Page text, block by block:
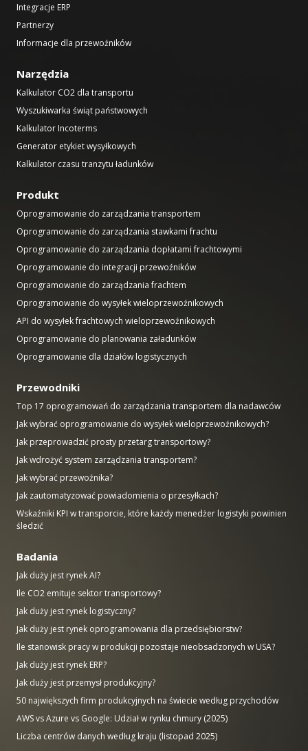
Integracje ERP
Partnerzy
Informacje dla przewoźników
Narzędzia
Kalkulator CO2 dla transportu
Wyszukiwarka świąt państwowych
Kalkulator Incoterms
Generator etykiet wysyłkowych
Kalkulator czasu tranzytu ładunków
Produkt
Oprogramowanie do zarządzania transportem
Oprogramowanie do zarządzania stawkami frachtu
Oprogramowanie do zarządzania dopłatami frachtowymi
Oprogramowanie do integracji przewoźników
Oprogramowanie do zarządzania frachtem
Oprogramowanie do wysyłek wieloprzewoźnikowych
API do wysyłek frachtowych wieloprzewoźnikowych
Oprogramowanie do planowania załadunków
Oprogramowanie dla działów logistycznych
Przewodniki
Top 17 oprogramowań do zarządzania transportem dla nadawców
Jak wybrać oprogramowanie do wysyłek wieloprzewoźnikowych?
Jak przeprowadzić prosty przetarg transportowy?
Jak wdrożyć system zarządzania transportem?
Jak wybrać przewoźnika?
Jak zautomatyzować powiadomienia o przesyłkach?
Wskaźniki KPI w transporcie, które każdy menedżer logistyki powinien
śledzić
Badania
Jak duży jest rynek AI?
Ile CO2 emituje sektor transportowy?
Jak duży jest rynek logistyczny?
Jak duży jest rynek oprogramowania dla przedsiębiorstw?
Ile stanowisk pracy w produkcji pozostaje nieobsadzonych w USA?
Jak duży jest rynek ERP?
Jak duży jest przemysł produkcyjny?
50 największych firm produkcyjnych na świecie według przychodów
AWS vs Azure vs Google: Udział w rynku chmury (2025)
Liczba centrów danych według kraju (listopad 2025)